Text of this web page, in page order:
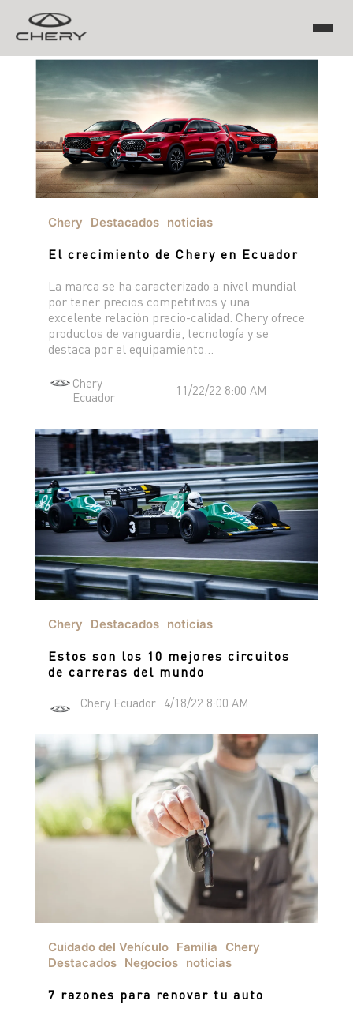
TIGGO
TIGGO 8 PRO
TIGGO 7 PRO MAX
TIGGO 4 PRO
ARRIZO
ARRIZO 5 PRO MAX
CHERY EV
TIGGO 7 PHEV "CSH"
TIGGO 9 PHEV "CSH"
HIMLA 4X4
NOTICIAS
BLOG
CONTACTO
CONCESIONARIOS
TEST DRIVE
COTIZADOR
SOBRE CHERY
POSVENTA
ASSISTANCE
Chery Destacados noticias
El crecimiento de Chery en Ecuador
La marca se ha caracterizado a nivel mundial
por tener precios competitivos y una
excelente relación precio-calidad. Chery ofrece
productos de vanguardia, tecnología y se
destaca por el equipamiento...
Chery
Ecuador
11/22/22 8:00 AM
Chery Destacados noticias
Estos son los 10 mejores circuitos
de carreras del mundo
Chery Ecuador 4/18/22 8:00 AM
Cuidado del Vehículo Familia
Chery
Destacados Negocios noticias
7 razones para renovar tu auto